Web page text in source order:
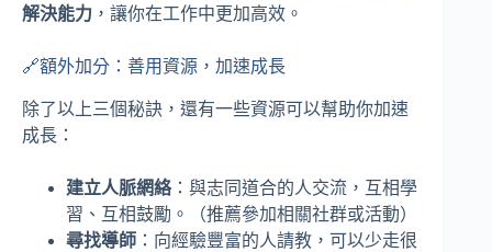
解決能力 ，讓你在工作中更加高效。
🔗額外加分：善用資源，加速成長
除了以上三個秘訣，還有一些資源可以幫助你加速
成長：
建立人脈網絡：與志同道合的人交流，互相學
習、互相鼓勵。（推薦參加相關社群或活動）
尋找導師 ：向經驗豐富的人請教，可以少走很